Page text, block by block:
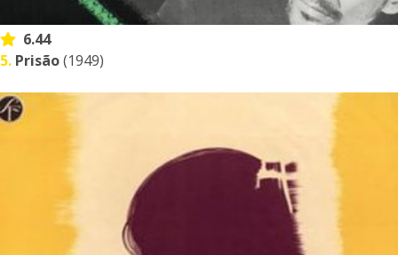
6.44
5. Prisão(1949)